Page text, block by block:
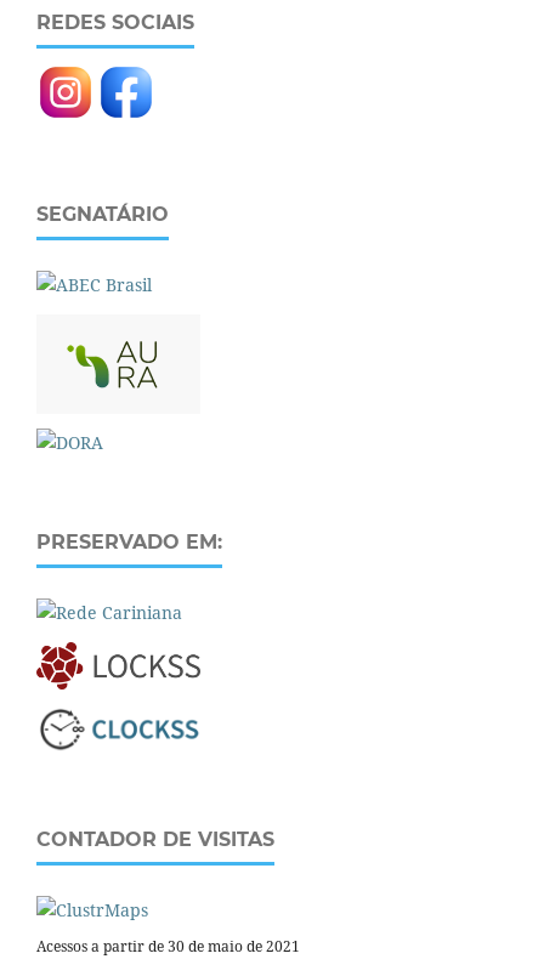
REDES SOCIAIS
SEGNATÁRIO
PRESERVADO EM:
CONTADOR DE VISITAS
Acessos a partir de 30 de maio de 2021